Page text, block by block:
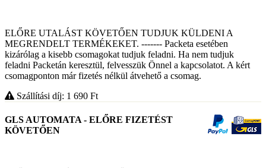
ELŐRE UTALÁST KÖVETŐEN TUDJUK KÜLDENI A
MEGRENDELT TERMÉKEKET. ------- Packeta esetében
kizárólag a kisebb csomagokat tudjuk feladni. Ha nem tudjuk
feladni Packetán keresztül, felvesszük Önnel a kapcsolatot. A kért
csomagponton már fizetés nélkül átvehető a csomag.
Szállítási díj: 1 690 Ft
GLS AUTOMATA - ELŐRE FIZETÉST
KÖVETŐEN